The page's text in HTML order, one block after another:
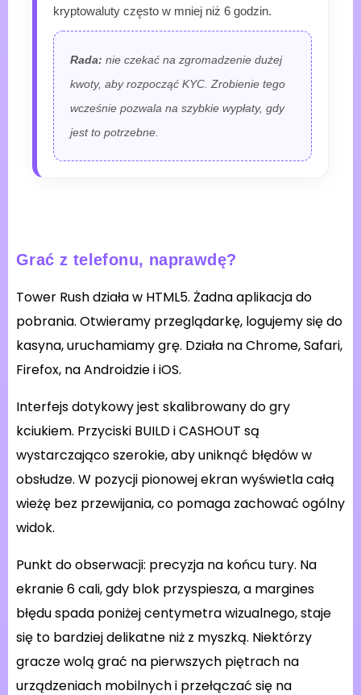
kryptowaluty często w mniej niż 6 godzin.
Rada: nie czekać na zgromadzenie dużej
kwoty, aby rozpocząć KYC. Zrobienie tego
wcześnie pozwala na szybkie wypłaty, gdy
jest to potrzebne.
Grać z telefonu, naprawdę?
Tower Rush działa w HTML5. Żadna aplikacja do
pobrania. Otwieramy przeglądarkę, logujemy się do
kasyna, uruchamiamy grę. Działa na Chrome, Safari,
Firefox, na Androidzie i iOS.
Interfejs dotykowy jest skalibrowany do gry
kciukiem. Przyciski BUILD i CASHOUT są
wystarczająco szerokie, aby uniknąć błędów w
obsłudze. W pozycji pionowej ekran wyświetla całą
wieżę bez przewijania, co pomaga zachować ogólny
widok.
Punkt do obserwacji: precyzja na końcu tury. Na
ekranie 6 cali, gdy blok przyspiesza, a margines
błędu spada poniżej centymetra wizualnego, staje
się to bardziej delikatne niż z myszką. Niektórzy
gracze wolą grać na pierwszych piętrach na
urządzeniach mobilnych i przełączać się na